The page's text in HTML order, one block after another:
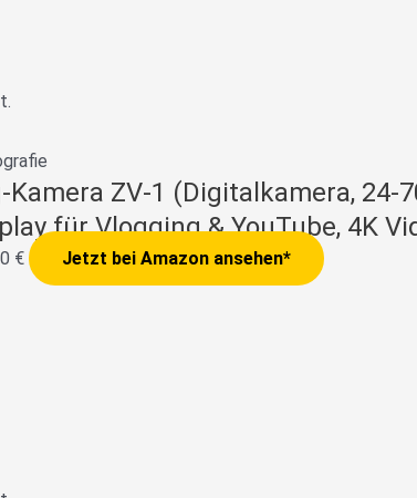
Kamera ZV-1 (Digitalkamera,
für Vlogging & YouTube, 4K
€ Jetzt bei Amazon ansehen*